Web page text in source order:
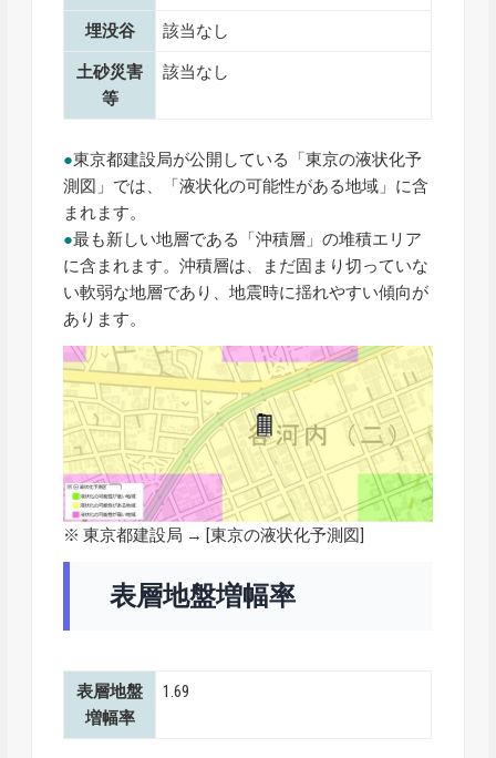
埋没谷 該当なし
土砂災害
等
該当なし
●東京都建設局が公開している「東京の液状化予
測図」では、「液状化の可能性がある地域」に含
まれます。
●最も新しい地層である「沖積層」の堆積エリア
に含まれます。沖積層は、まだ固まり切っていな
い軟弱な地層であり、地震時に揺れやすい傾向が
あります。
※ 東京都建設局 → [東京の液状化予測図]
表層地盤増幅率
表層地盤
増幅率
1.69